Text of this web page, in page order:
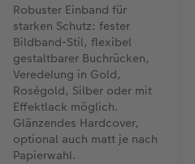
Robuster Einband für
starken Schutz: fester
Bildband-Stil, flexibel
gestaltbarer Buchrücken,
Veredelung in Gold,
Roségold, Silber oder mit
Effektlack möglich.
Glänzendes Hardcover,
optional auch matt je nach
Papierwahl.